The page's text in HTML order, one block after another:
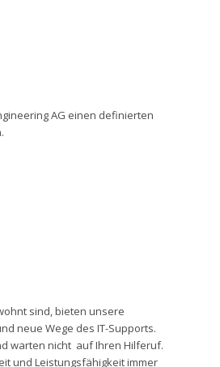
AG einen definierten
sind, bieten unsere
neue Wege des IT-Supports.
warten nicht auf Ihren Hilferuf.
und Leistungsfähigkeit immer